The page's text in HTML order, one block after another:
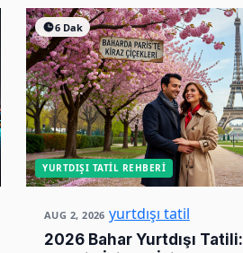
6 Dak
YURTDIŞI TATIL REHBERI
AUG 2, 2026 yurtdışı tatil
2026 Bahar Yurtdışı